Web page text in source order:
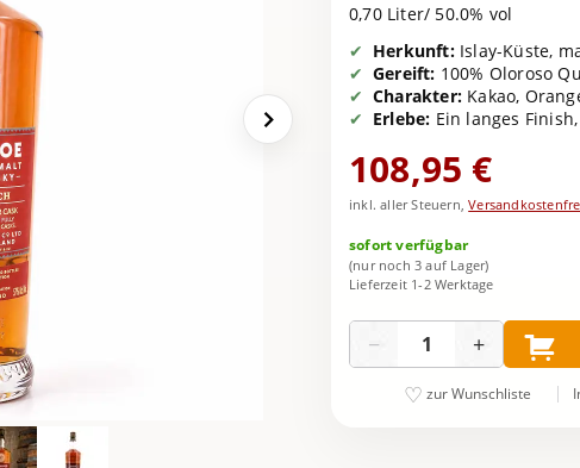
0,70 Liter/ 50.0% vol
Herkunft:Islay-Küste,
Gereift: 100% Oloroso
Charakter: Kakao,
Erlebe: Ein langes
108,95 €
inkl. aller Steuern,
sofort verfügbar
(nur noch 3 auf Lager)
Lieferzeit 1-2 Werktage
− +
zur Wunschliste